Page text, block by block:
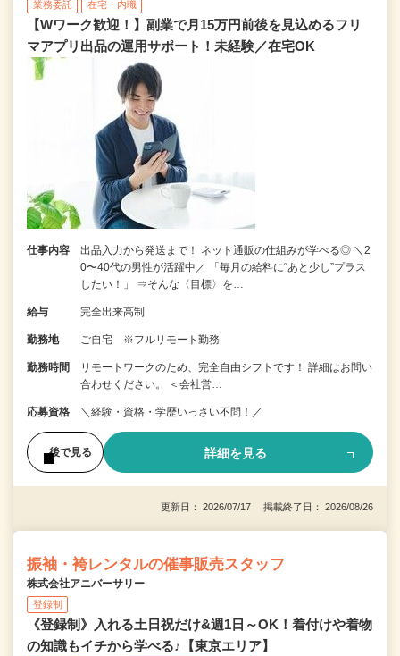
業務委託 在宅・内職
【Wワーク歓迎！】副業で月15万円前後を見込めるフリ
マアプリ出品の運用サポート！未経験／在宅OK
仕事内容
出品入力から発送まで！ ネット通販の仕組みが学べる◎ ＼2
0〜40代の男性が活躍中／ 「毎月の給料に“あと少し”プラス
したい！」 ⇒そんな〈目標〉を…
給与 完全出来高制
勤務地 ご自宅 ※フルリモート勤務
勤務時間
リモートワークのため、完全自由シフトです！ 詳細はお問い
合わせください。 ＜会社営…
応募資格 ＼経験・資格・学歴いっさい不問！／
後で見る 詳細を見る
更新日： 2026/07/17 掲載終了日： 2026/08/26
振袖・袴レンタルの催事販売スタッフ
株式会社アニバーサリー
登録制
《登録制》入れる土日祝だけ&週1日～OK！着付けや着物
の知識もイチから学べる♪【東京エリア】